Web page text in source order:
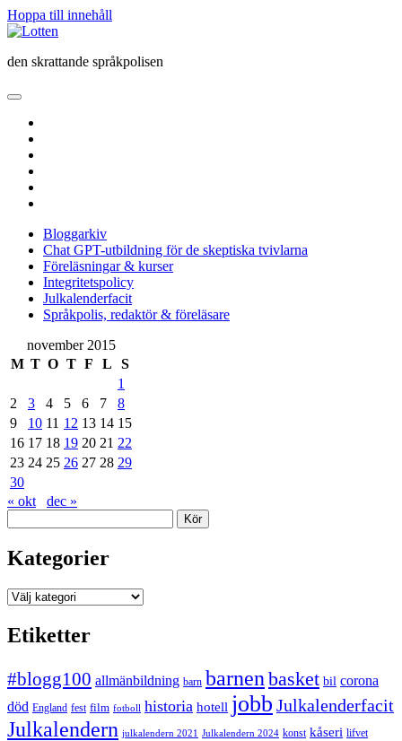
Hoppa till innehåll
Lotten
den skrattande språkpolisen
öppna
meny
Bloggarkiv
Chat GPT-utbildning för de skeptiska tvivlarna
Föreläsningar & kurser
Integritetspolicy
Julkalenderfacit
Språkpolis, redaktör & föreläsare
Sidopanel
november 2015
M T O T F L
S
1
2
3 4 5 6 7
8
9
10 11 12 13 14 15
16 17 18 19 20 21 22
23 24 25 26 27 28 29
30
« okt
dec »
Kategorier
Kategorier
Etiketter
#blogg100 allmänbildning barn barnen basket bil corona
död England fest film fotboll historia hotell jobb Julkalenderfacit
Julkalendern julkalendern 2021 Julkalendern 2024 konst kåseri lifvet